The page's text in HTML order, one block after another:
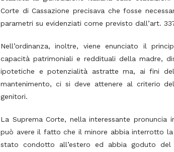
Corte di Cassazione precisava che fosse
parametri su evidenziati come previsto dall’art.
Nell’ordinanza, inoltre, viene enunciato il
capacità patrimoniali e reddituali della madre,
ipotetiche e potenzialità astratte ma, ai fini
mantenimento, ci si deve attenere al criterio
genitori.
La Suprema Corte, nella interessante pronuncia
può avere il fatto che il minore abbia interrotto
stato condotto all’estero ed abbia goduto